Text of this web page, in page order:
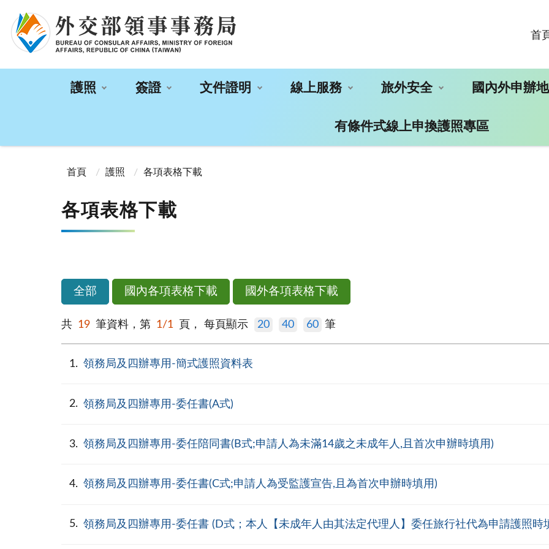
首
護照 簽證 文件證明 線上服務 旅外安全 國內外申辦
有條件式線上申換護照專區
首頁
護照 各項表格下載
各項表格下載
全部 國內各項表格下載 國外各項表格下載
共 19 筆資料，第 1/1 頁， 每頁顯示 20 40 60 筆
1 領務局及四辦專用-簡式護照資料表
2 領務局及四辦專用-委任書(A式)
3 領務局及四辦專用-委任陪同書(B式;申請人為未滿14歲之未成年人,且首次申辦時填用)
4 領務局及四辦專用-委任書(C式;申請人為受監護宣告,且為首次申辦時填用)
5 領務局及四辦專用-委任書 (D式；本人【未成年人由其法定代理人】委任旅行社代為申請護照時